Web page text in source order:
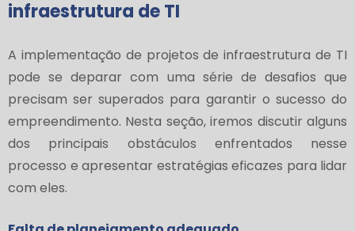
infraestrutura de TI
A implementação de projetos de infraestrutura de TI
pode se deparar com uma série de desafios que
precisam ser superados para garantir o sucesso do
empreendimento. Nesta seção, iremos discutir alguns
dos principais obstáculos enfrentados nesse
processo e apresentar estratégias eficazes para lidar
com eles.